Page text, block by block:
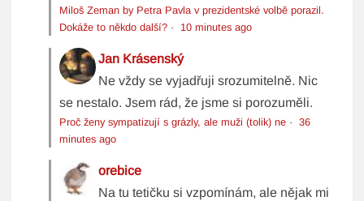
Miloš Zeman by Petra Pavla v prezidentské volbě porazil.
Dokáže to někdo další? · 10 minutes ago
Jan Krásenský
Ne vždy se vyjadřuji srozumitelně. Nic
se nestalo. Jsem rád, že jsme si porozuměli.
Proč ženy sympatizují s grázly, ale muži (tolik) ne ·36
minutes ago
orebice
Na tu tetičku si vzpomínám, ale nějak mi